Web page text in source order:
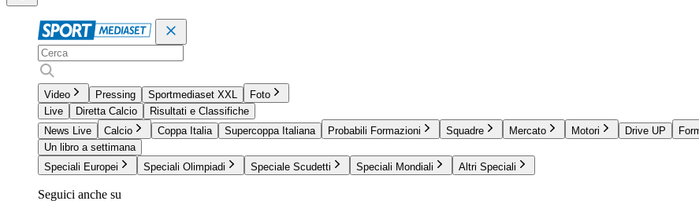
Video Pressing Sportmediaset XXL
Foto
Live
Diretta Calcio
Risultati e Classifiche
News Live
Calcio Coppa Italia Supercoppa Italiana Probabili Formazioni Squadre Mercato Motori Drive UP
Un libro a settimana
Speciali Europei
Speciali Olimpiadi Speciale Scudetti Speciali Mondiali Altri Speciali
Seguici anche su